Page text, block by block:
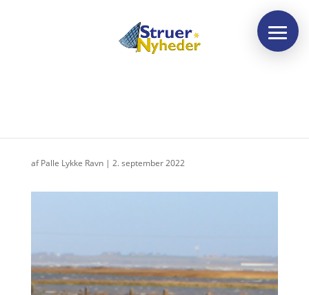
afPalle Lykke Ravn| 2. september 2022